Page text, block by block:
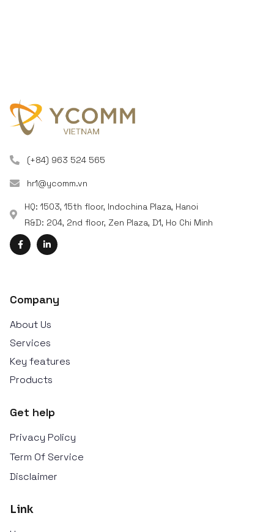
(+84) 963 524 565
hr1@ycomm.vn
HQ: 1503, 15th floor, Indochina Plaza, Hanoi
R&D: 204, 2nd floor, Zen Plaza, D1, Ho Chi Minh
Company
About Us
Services
Key features
Products
Get help
Privacy Policy
Term Of Service
Disclaimer
Link